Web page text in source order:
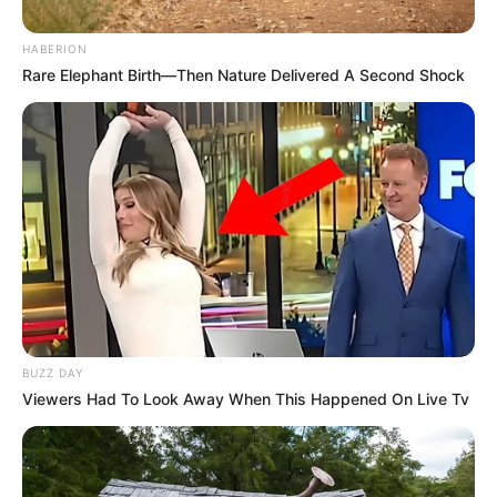
Le pronostic en or de Logic-Prono
nouvelle version en exclusivité
Les meilleurs de ces pronostics sont sur la toute
nouvelle version du logiciel 100 % gratuit
Logic-
. Vous n’avez plus qu’à les sélectionner et
l’unique et super logiciel du Tiercé Quarté Quinté du
jour en fera la synthèse, ce qui sera peut-être le
HABERION
Rare Elephant Birth—Then Nature Delivered A Second Shock
BUZZ DAY
Viewers Had To Look Away When This Happened On Live Tv